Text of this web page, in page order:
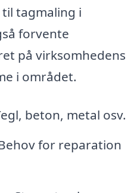
tagmaling i
forvente
på virksomhedens
i området.
beton, metal osv.
for reparation